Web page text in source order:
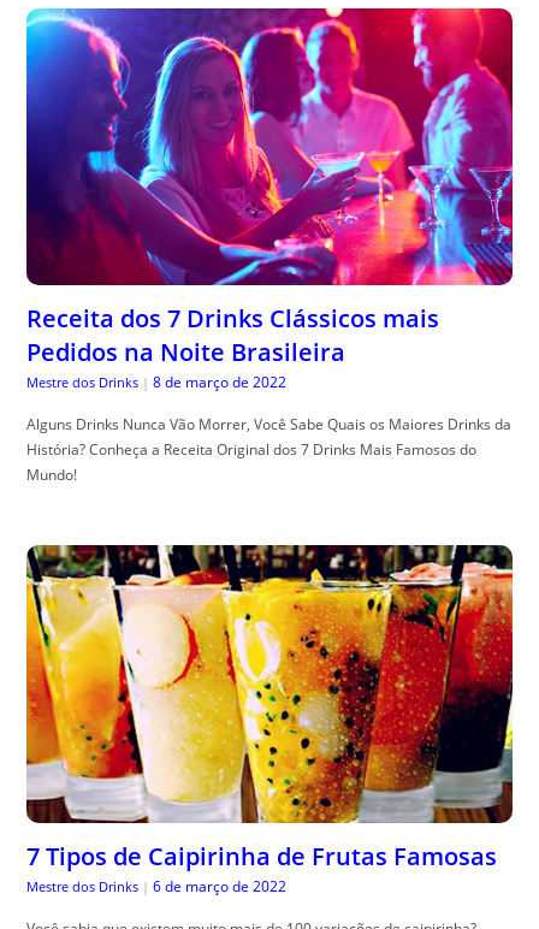
Receita dos 7 Drinks Clássicos mais
Pedidos na Noite Brasileira
Mestre dos Drinks | 8 de março de 2022
Alguns Drinks Nunca Vão Morrer, Você Sabe Quais os Maiores Drinks da
História? Conheça a Receita Original dos 7 Drinks Mais Famosos do
Mundo!
7 Tipos de Caipirinha de Frutas Famosas
Mestre dos Drinks | 6 de março de 2022